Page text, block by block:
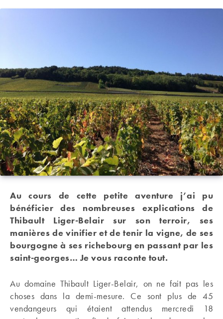
Au cours de cette petite aventure j’ai pu
bénéficier des nombreuses explications de
Thibault Liger-Belair sur son terroir, ses
manières de vinifier et de tenir la vigne, de ses
bourgogne à ses richebourg en passant par les
saint-georges… Je vous raconte tout.
Au domaine Thibault Liger-Belair, on ne fait pas les
choses dans la demi-mesure. Ce sont plus de 45
vendangeurs qui étaient attendus mercredi 18